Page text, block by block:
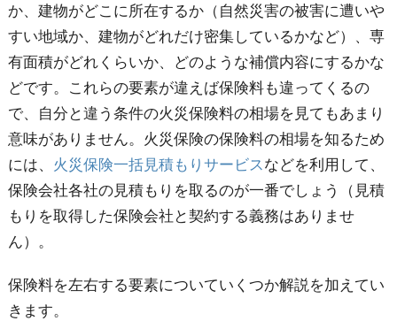
か、建物がどこに所在するか（自然災害の被害に遭いや
すい地域か、建物がどれだけ密集しているかなど）、専
有面積がどれくらいか、どのような補償内容にするかな
どです。これらの要素が違えば保険料も違ってくるの
で、自分と違う条件の火災保険料の相場を見てもあまり
意味がありません。火災保険の保険料の相場を知るため
には、 火災保険一括見積もりサービス などを利用して、
保険会社各社の見積もりを取るのが一番でしょう（見積
もりを取得した保険会社と契約する義務はありませ
ん）。
保険料を左右する要素についていくつか解説を加えてい
きます。